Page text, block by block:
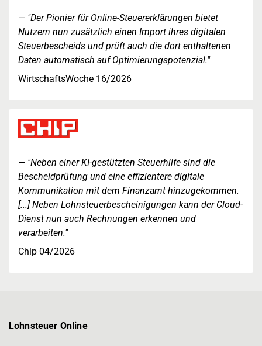
"Der Pionier für Online-Steuererklärungen bietet
Nutzern nun zusätzlich einen Import ihres digitalen
Steuerbescheids und prüft auch die dort enthaltenen
Daten automatisch auf Optimierungspotenzial."
WirtschaftsWoche 16/2026
"Neben einer KI-gestützten Steuerhilfe sind die
Bescheidprüfung und eine effizientere digitale
Kommunikation mit dem Finanzamt hinzugekommen.
[...] Neben Lohnsteuerbescheinigungen kann der Cloud-
Dienst nun auch Rechnungen erkennen und
verarbeiten."
Chip 04/2026
Lohnsteuer Online